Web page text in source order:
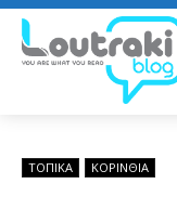
ΤΟΠΙΚΑ ΚΟΡΙΝΘΊΑ